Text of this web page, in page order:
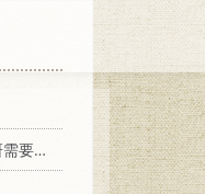
料！